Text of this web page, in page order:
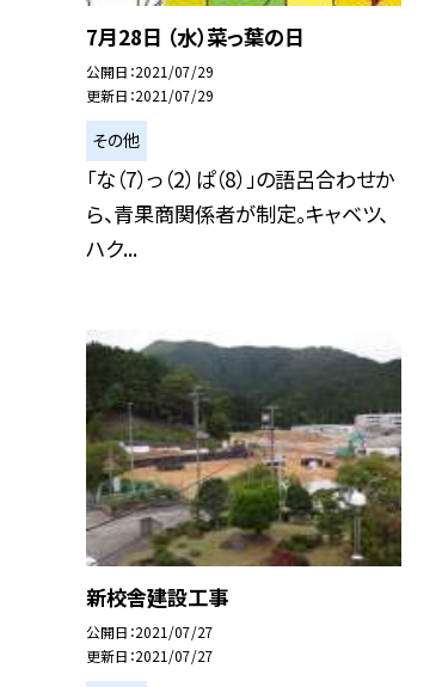
7月28日 （水）菜っ葉の日
公開日 2021/07/29
更新日 2021/07/29
その他
「な（7）っ（2）ぱ（8）」の語呂合わせか
ら、青果商関係者が制定。キャベツ、
ハク...
新校舎建設工事
公開日 2021/07/27
更新日 2021/07/27